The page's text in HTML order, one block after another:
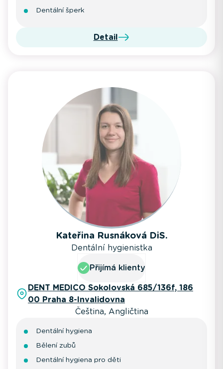
Dentální šperk
Detail
Kateřina Rusnáková DiS.
Dentální hygienistka
Přijímá klienty
DENT MEDICO Sokolovská 685/136f, 186
00 Praha 8-Invalidovna
Čeština, Angličtina
Dentální hygiena
Bělení zubů
Dentální hygiena pro děti